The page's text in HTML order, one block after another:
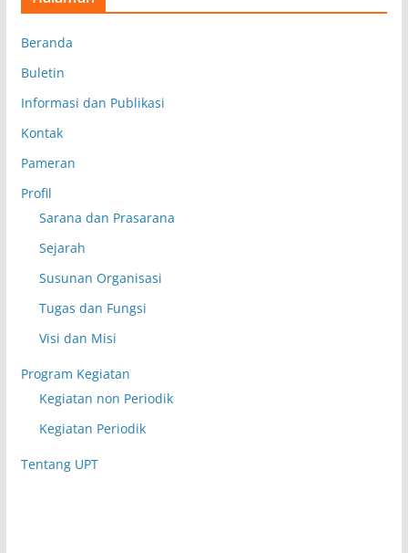
Beranda
Buletin
Informasi dan Publikasi
Kontak
Pameran
Profil
Sarana dan Prasarana
Sejarah
Susunan Organisasi
Tugas dan Fungsi
Visi dan Misi
Program Kegiatan
Kegiatan non Periodik
Kegiatan Periodik
Tentang UPT